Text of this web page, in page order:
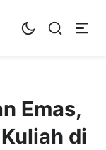
Emas,
di